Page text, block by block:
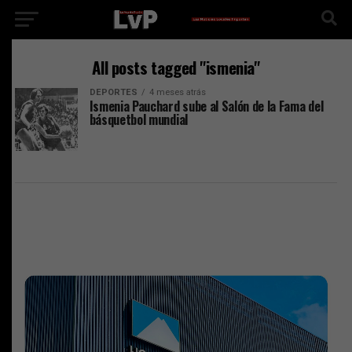
All posts tagged "ismenia"
DEPORTES 4 meses atrás
Ismenia Pauchard sube al Salón de la Fama del
básquetbol mundial